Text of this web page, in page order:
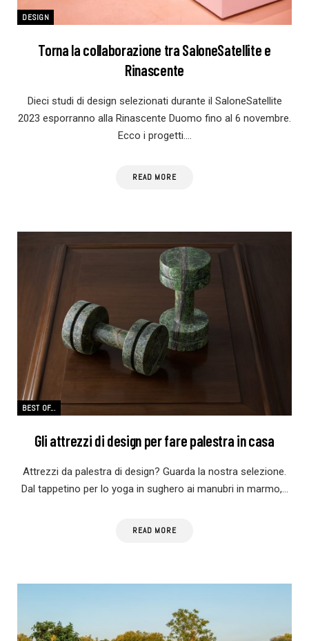
DESIGN
Torna la collaborazione tra SaloneSatellite e
Rinascente
Dieci studi di design selezionati durante il SaloneSatellite
2023 esporranno alla Rinascente Duomo fino al 6 novembre.
Ecco i progetti.…
READ MORE
BEST OF...
Gli attrezzi di design per fare palestra in casa
Attrezzi da palestra di design? Guarda la nostra selezione.
Dal tappetino per lo yoga in sughero ai manubri in marmo,…
READ MORE